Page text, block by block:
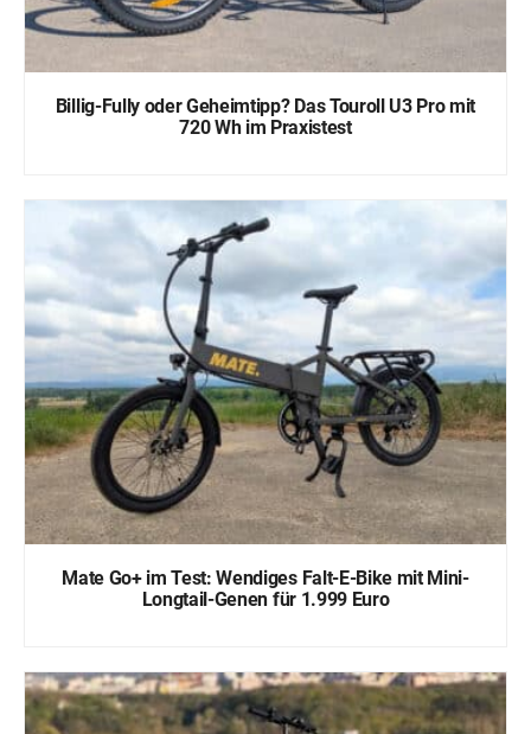
Billig-Fully oder Geheimtipp? Das Touroll U3 Pro mit
720 Wh im Praxistest
Mate Go+ im Test: Wendiges Falt-E-Bike mit Mini-
Longtail-Genen für 1.999 Euro